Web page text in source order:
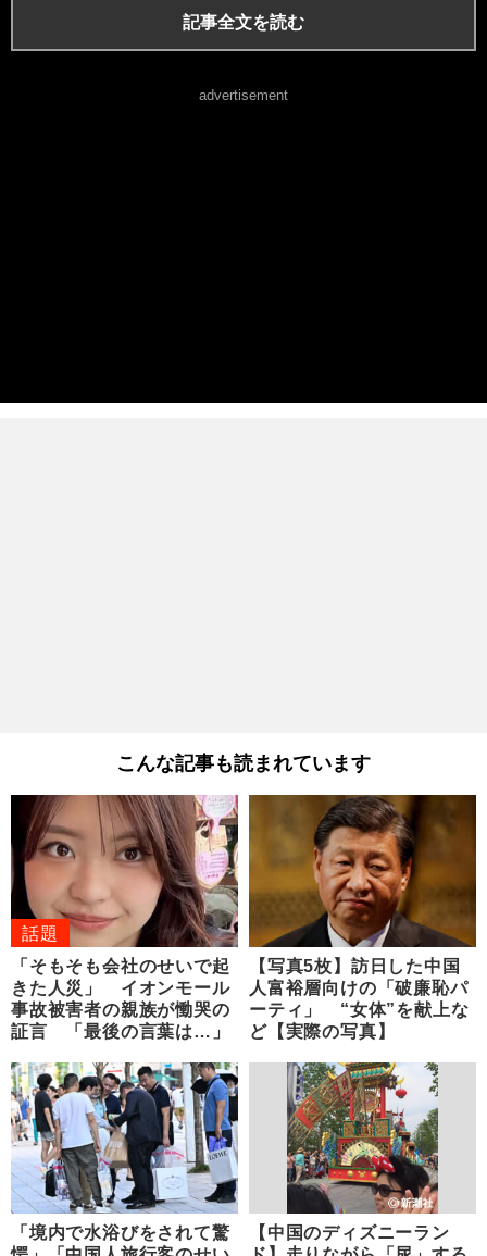
記事全文を読む
advertisement
こんな記事も読まれています
話題
「そもそも会社のせいで起
きた人災」 イオンモール
事故被害者の親族が慟哭の
証言 「最後の言葉は…」
【写真5枚】訪日した中国
人富裕層向けの「破廉恥パ
ーティ」 “女体”を献上な
ど【実際の写真】
「境内で水浴びをされて驚
【中国のディズニーラン